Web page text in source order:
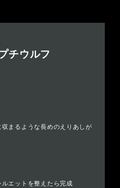
チウルフ
まるような長めのえりあしが
エットを整えたら完成